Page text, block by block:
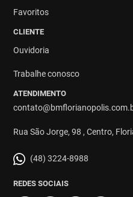
Favoritos
CLIENTE
Ouvidoria
Trabalhe conosco
ATENDIMENTO
Rua São Jorge, 98 , Centro,
(48) 3224-8988
REDES SOCIAIS